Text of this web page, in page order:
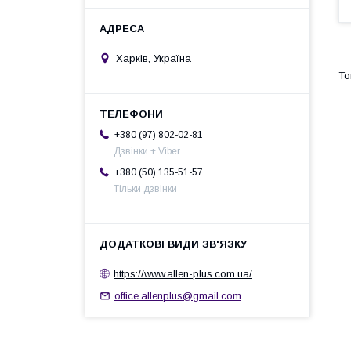
Харків, Україна
+380 (97) 802-02-81
Дзвінки + Viber
+380 (50) 135-51-57
Тільки дзвінки
https://www.allen-plus.com.ua/
office.allenplus@gmail.com